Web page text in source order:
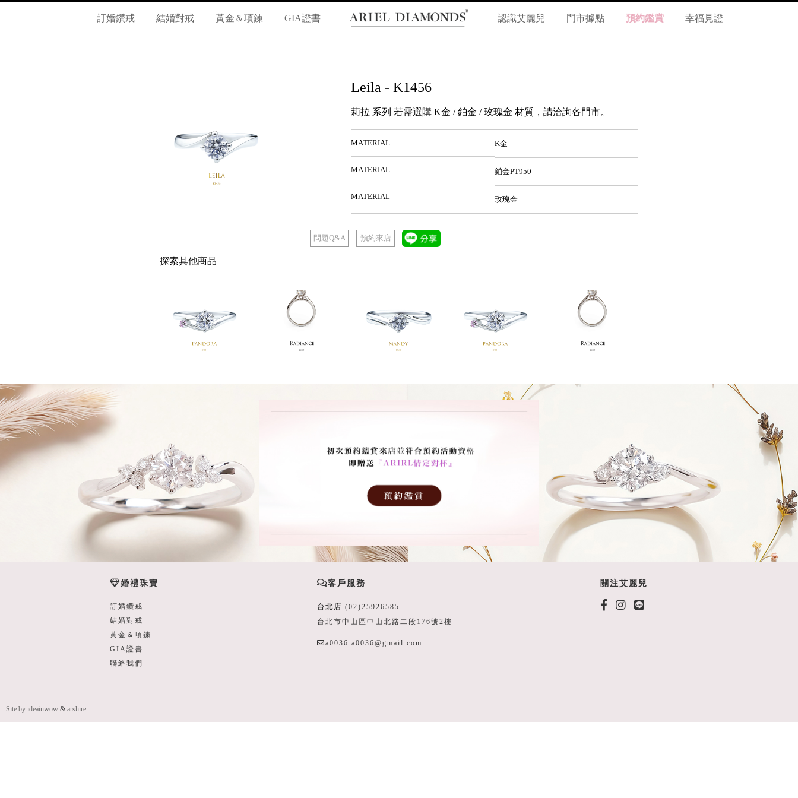
訂婚鑽戒 結婚對戒 黃金＆項鍊 GIA證書 認識艾麗兒 門市據點 預約鑑賞 幸福見證
Leila - K1456
莉拉 系列 若需選購 K金 / 鉑金 / 玫瑰金 材質，請洽詢各門市。
MATERIAL K金
MATERIAL 鉑金PT950
MATERIAL 玫瑰金
問題Q&A 預約來店
探索其他商品
婚禮珠寶
訂婚鑽戒
結婚對戒
黃金＆項鍊
GIA證書
聯絡我們
客戶服務
台北店 (02)25926585
台北市中山區中山北路二段176號2樓
a0036.a0036@gmail.com
關注艾麗兒
Site by ideainwow & arshire